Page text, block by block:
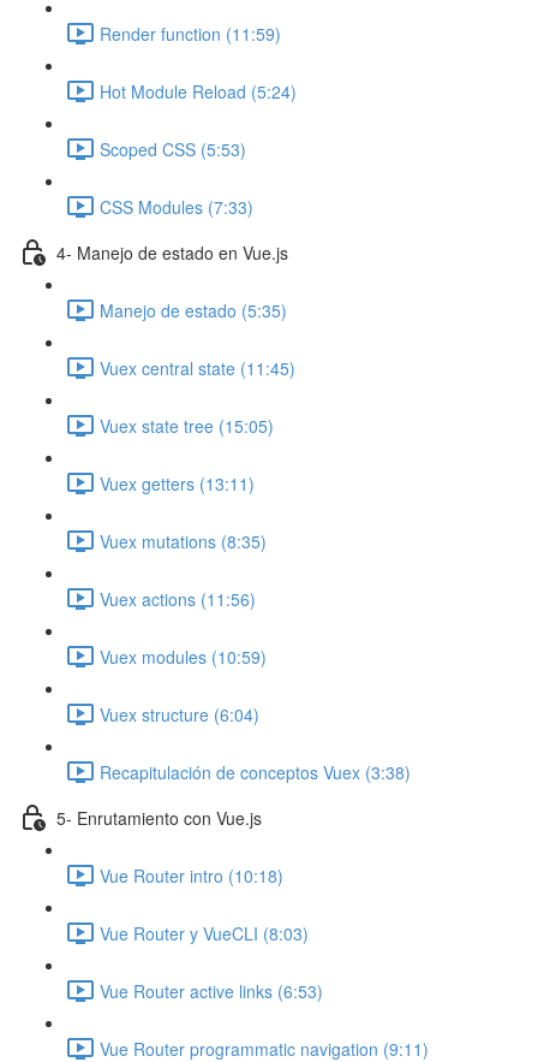
Render function (11:59)
Hot Module Reload (5:24)
Scoped CSS (5:53)
CSS Modules (7:33)
4- Manejo de estado en Vue.js
Manejo de estado (5:35)
Vuex central state (11:45)
Vuex state tree (15:05)
Vuex getters (13:11)
Vuex mutations (8:35)
Vuex actions (11:56)
Vuex modules (10:59)
Vuex structure (6:04)
Recapitulación de conceptos Vuex (3:38)
5- Enrutamiento con Vue.js
Vue Router intro (10:18)
Vue Router y VueCLI (8:03)
Vue Router active links (6:53)
Vue Router programmatic navigation (9:11)